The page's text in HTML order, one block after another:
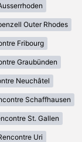
Outer Rhodes
Fribourg
Graubünden
Neuchâtel
Schaffhausen
St. Gallen
Uri